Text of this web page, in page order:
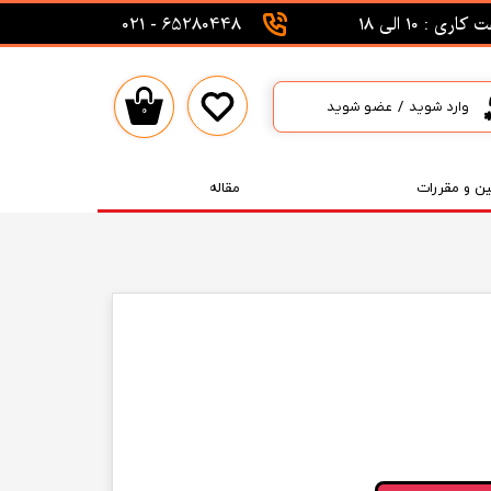
و مقررات مقاله
: 10 الی 18 65280448 - 021
۰ وارد شوید / عضو شوید
حساب کاربری من
تغییر گذر واژه